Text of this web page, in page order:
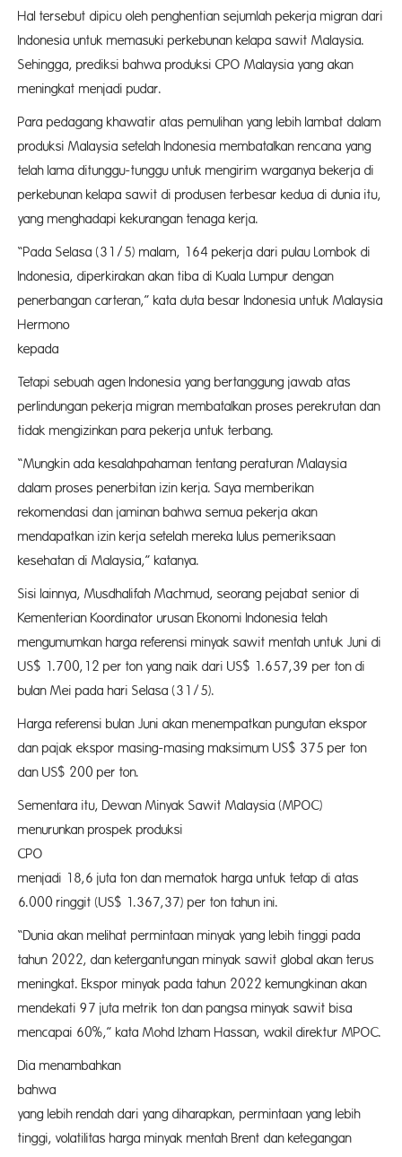
Hal tersebut dipicu oleh penghentian sejumlah pekerja migran dari
Indonesia untuk memasuki perkebunan kelapa sawit Malaysia.
Sehingga, prediksi bahwa produksi CPO Malaysia yang akan
meningkat menjadi pudar.
Para pedagang khawatir atas pemulihan yang lebih lambat dalam
produksi Malaysia setelah Indonesia membatalkan rencana yang
telah lama ditunggu-tunggu untuk mengirim warganya bekerja di
perkebunan kelapa sawit di produsen terbesar kedua di dunia itu,
yang menghadapi kekurangan tenaga kerja.
“Pada Selasa (31/5) malam, 164 pekerja dari pulau Lombok di
Indonesia, diperkirakan akan tiba di Kuala Lumpur dengan
penerbangan carteran,” kata duta besar Indonesia untuk Malaysia
Hermono
kepada
Tetapi sebuah agen Indonesia yang bertanggung jawab atas
perlindungan pekerja migran membatalkan proses perekrutan dan
tidak mengizinkan para pekerja untuk terbang.
“Mungkin ada kesalahpahaman tentang peraturan Malaysia
dalam proses penerbitan izin kerja. Saya memberikan
rekomendasi dan jaminan bahwa semua pekerja akan
mendapatkan izin kerja setelah mereka lulus pemeriksaan
kesehatan di Malaysia,” katanya.
Sisi lainnya, Musdhalifah Machmud, seorang pejabat senior di
Kementerian Koordinator urusan Ekonomi Indonesia telah
mengumumkan harga referensi minyak sawit mentah untuk Juni di
US$ 1.700,12 per ton yang naik dari US$ 1.657,39 per ton di
bulan Mei pada hari Selasa (31/5).
Harga referensi bulan Juni akan menempatkan pungutan ekspor
dan pajak ekspor masing-masing maksimum US$ 375 per ton
dan US$ 200 per ton.
Sementara itu, Dewan Minyak Sawit Malaysia (MPOC)
menurunkan prospek produksi
CPO
menjadi 18,6 juta ton dan mematok harga untuk tetap di atas
6.000 ringgit (US$ 1.367,37) per ton tahun ini.
“Dunia akan melihat permintaan minyak yang lebih tinggi pada
tahun 2022, dan ketergantungan minyak sawit global akan terus
meningkat. Ekspor minyak pada tahun 2022 kemungkinan akan
mendekati 97 juta metrik ton dan pangsa minyak sawit bisa
mencapai 60%,” kata Mohd Izham Hassan, wakil direktur MPOC.
Dia menambahkan
bahwa
yang lebih rendah dari yang diharapkan, permintaan yang lebih
tinggi, volatilitas harga minyak mentah Brent dan ketegangan